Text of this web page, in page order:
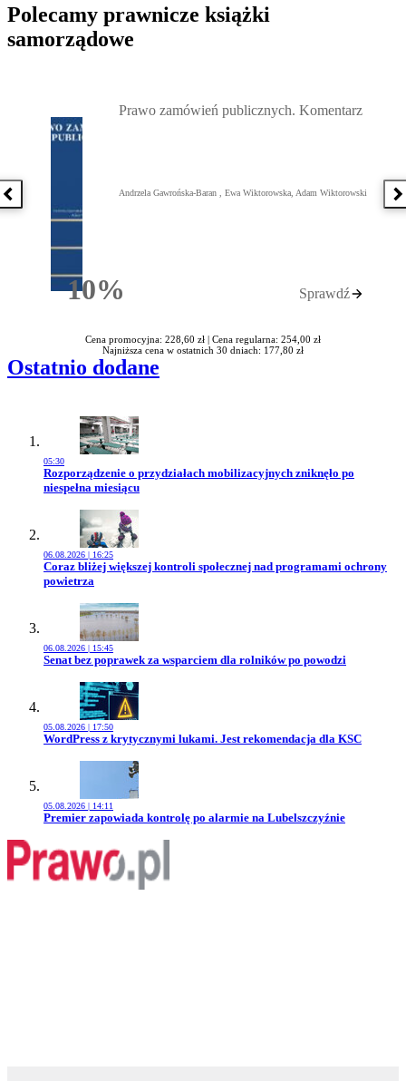
Polecamy prawnicze książki
samorządowe
Poprzednia książka
10%Rabatu
Prawo zamówień publicznych. Komentarz
Andrzela Gawrońska-Baran , Ewa Wiktorowska, Adam Wiktorowski
Sprawdź
Cena promocyjna: 228,60 zł | Cena regularna: 254,00 zł
Najniższa cena w ostatnich 30 dniach: 177,80 zł
Ostatnio dodane
05:30
Przejdź do artykułu:
Rozporządzenie o przydziałach mobilizacyjnych zniknęło po
niespełna miesiącu
06.08.2026 | 16:25
Przejdź do artykułu:
Coraz bliżej większej kontroli społecznej nad programami ochrony
powietrza
06.08.2026 | 15:45
Przejdź do artykułu:
Senat bez poprawek za wsparciem dla rolników po powodzi
05.08.2026 | 17:50
Przejdź do artykułu:
WordPress z krytycznymi lukami. Jest rekomendacja dla KSC
05.08.2026 | 14:11
Przejdź do artykułu:
Premier zapowiada kontrolę po alarmie na Lubelszczyźnie